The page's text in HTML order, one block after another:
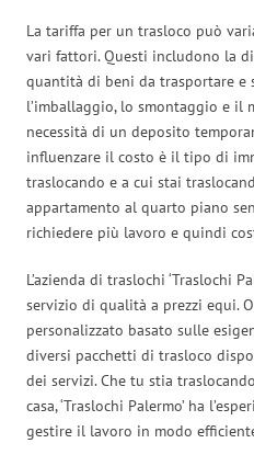
La tariffa per un trasloco può
vari fattori. Questi includono la
quantità di beni da trasportare e
l’imballaggio, lo smontaggio e il
necessità di un deposito
influenzare il costo è il tipo di
traslocando e a cui stai
appartamento al quarto piano
richiedere più lavoro e quindi
L’azienda di traslochi ‘Traslochi
servizio di qualità a prezzi equi.
personalizzato basato sulle
diversi pacchetti di trasloco
dei servizi. Che tu stia
casa, ‘Traslochi Palermo’ ha
gestire il lavoro in modo